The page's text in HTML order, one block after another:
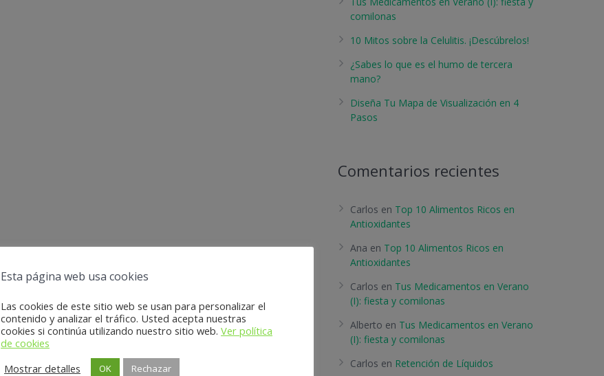
comilonas
10 Mitos sobre la Celulitis. ¡Descúbrelos!
¿Sabes lo que es el humo de tercera
mano?
Diseña Tu Mapa de Visualización en 4
Pasos
Comentarios recientes
Carlos en Top 10 Alimentos Ricos en
Antioxidantes
Ana en Top 10 Alimentos Ricos en
Antioxidantes
Carlos en Tus Medicamentos en Verano
(I): fiesta y comilonas
Alberto en Tus Medicamentos en Verano
(I): fiesta y comilonas
Carlos en Retención de Líquidos
Esta página web usa cookies
Las cookies de este sitio web se usan para personalizar el
contenido y analizar el tráfico. Usted acepta nuestras
cookies si continúa utilizando nuestro sitio web. Ver política
de cookies
Mostrar detalles
OK Rechazar